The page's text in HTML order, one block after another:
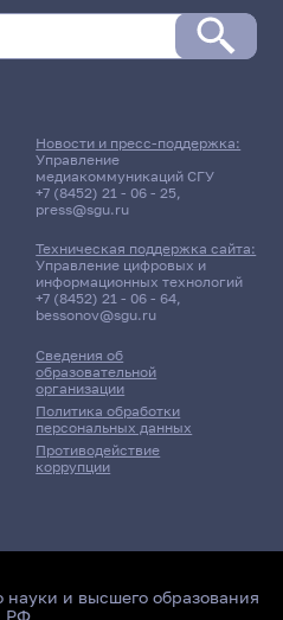
Сведения об
образовательной
организации
Политика обработки
персональных данных
Противодействие
коррупции
Новости и пресс-поддержка:
Управление
медиакоммуникаций СГУ
+7 (8452) 21 - 06 - 25,
press@sgu.ru
Техническая поддержка сайта:
Управление цифровых и
информационных технологий
+7 (8452) 21 - 06 - 64,
bessonov@sgu.ru
науки и высшего образования
РФ